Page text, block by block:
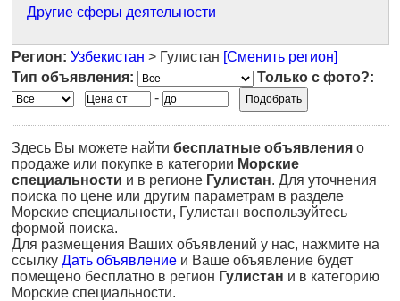
Другие сферы деятельности
Регион: Узбекистан > Гулистан [Сменить регион]
Тип объявления:
Только с фото?:
-
Здесь Вы можете найти бесплатные объявления о
продаже или покупке в категории Морские
специальности и в регионе Гулистан. Для уточнения
поиска по цене или другим параметрам в разделе
Морские специальности, Гулистан воспользуйтесь
формой поиска.
Для размещения Ваших объявлений у нас, нажмите на
ссылку Дать объявление и Ваше объявление будет
помещено бесплатно в регион Гулистан и в категорию
Морские специальности.